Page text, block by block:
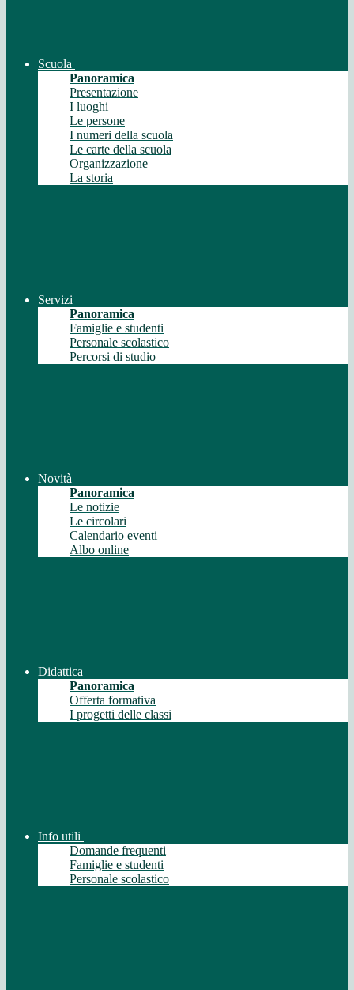
Scuola
Panoramica
Presentazione
I luoghi
Le persone
I numeri della scuola
Le carte della scuola
Organizzazione
La storia
Servizi
Panoramica
Famiglie e studenti
Personale scolastico
Percorsi di studio
Novità
Panoramica
Le notizie
Le circolari
Calendario eventi
Albo online
Didattica
Panoramica
Offerta formativa
I progetti delle classi
Info utili
Domande frequenti
Famiglie e studenti
Personale scolastico